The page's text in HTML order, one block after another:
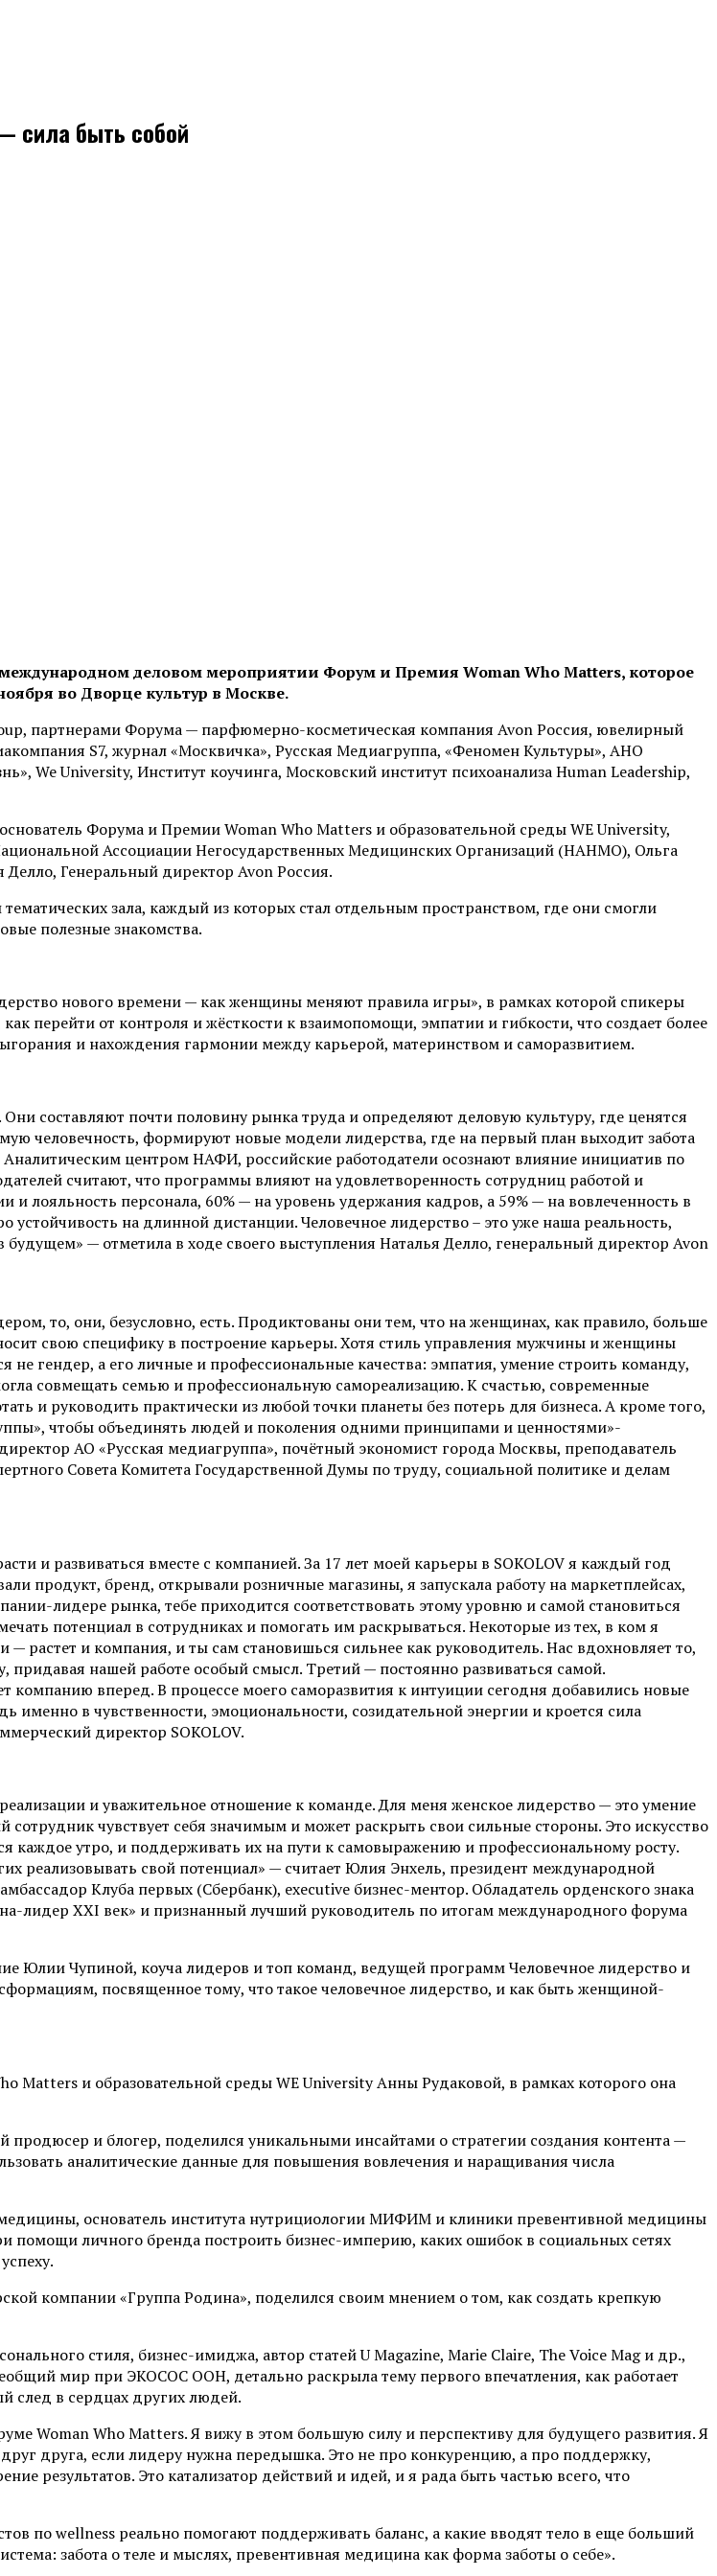
сила быть собой
деловом мероприятии Форум и Премия Woman Who Matters, которое
во Дворце культур в Москве.
партнерами Форума — парфюмерно-косметическая компания Avon Россия, ювелирный
S7, журнал «Москвичка», Русская Медиагруппа, «Феномен Культуры», АНО
We University, Институт коучинга, Московский институт психоанализа Human Leadership,
Форума и Премии Woman Who Matters и образовательной среды WE University,
Ассоциации Негосударственных Медицинских Организаций (НАНМО), Ольга
Генеральный директор Avon Россия.
зала, каждый из которых стал отдельным пространством, где они смогли
полезные знакомства.
нового времени — как женщины меняют правила игры», в рамках которой спикеры
перейти от контроля и жёсткости к взаимопомощи, эмпатии и гибкости, что создает более
и нахождения гармонии между карьерой, материнством и саморазвитием.
составляют почти половину рынка труда и определяют деловую культуру, где ценятся
человечность, формируют новые модели лидерства, где на первый план выходит забота
центром НАФИ, российские работодатели осознают влияние инициатив по
считают, что программы влияют на удовлетворенность сотрудниц работой и
лояльность персонала, 60% — на уровень удержания кадров, а 59% — на вовлеченность в
устойчивость на длинной дистанции. Человечное лидерство – это уже наша реальность,
— отметила в ходе своего выступления Наталья Делло, генеральный директор Avon
то, они, безусловно, есть. Продиктованы они тем, что на женщинах, как правило, больше
свою специфику в построение карьеры. Хотя стиль управления мужчины и женщины
не гендер, а его личные и профессиональные качества: эмпатия, умение строить команду,
совмещать семью и профессиональную самореализацию. К счастью, современные
и руководить практически из любой точки планеты без потерь для бизнеса. А кроме того,
чтобы объединять людей и поколения одними принципами и ценностями»-
АО «Русская медиагруппа», почётный экономист города Москвы, преподаватель
Совета Комитета Государственной Думы по труду, социальной политике и делам
и развиваться вместе с компанией. За 17 лет моей карьеры в SOKOLOV я каждый год
продукт, бренд, открывали розничные магазины, я запускала работу на маркетплейсах,
лидере рынка, тебе приходится соответствовать этому уровню и самой становиться
потенциал в сотрудниках и помогать им раскрываться. Некоторые из тех, в ком я
растет и компания, и ты сам становишься сильнее как руководитель. Нас вдохновляет то,
нашей работе особый смысл. Третий — постоянно развиваться самой.
компанию вперед. В процессе моего саморазвития к интуиции сегодня добавились новые
в чувственности, эмоциональности, созидательной энергии и кроется сила
директор SOKOLOV.
и уважительное отношение к команде. Для меня женское лидерство — это умение
чувствует себя значимым и может раскрыть свои сильные стороны. Это искусство
каждое утро, и поддерживать их на пути к самовыражению и профессиональному росту.
реализовывать свой потенциал» — считает Юлия Энхель, президент международной
Клуба первых (Сбербанк), executive бизнес-ментор. Обладатель орденского знака
лидер XXI век» и признанный лучший руководитель по итогам международного форума
Юлии Чупиной, коуча лидеров и топ команд, ведущей программ Человечное лидерство и
посвященноетому, что такое человечное лидерство, и как быть женщиной-
Matters и образовательной среды WE University Анны Рудаковой, в рамках которого она
продюсер и блогер, поделился уникальными инсайтами о стратегии создания контента —
аналитические данные для повышения вовлечения и наращивания числа
основатель института нутрициологии МИФИМ и клиники превентивной медицины
помощи личного бренда построить бизнес-империю, каких ошибок в социальных сетях
компании «Группа Родина», поделился своим мнением о том, как создать крепкую
стиля, бизнес-имиджа, автор статей U Magazine, Marie Claire, The Voice Mag и др.,
мир при ЭКОСОС ООН, детально раскрыла тему первого впечатления, как работает
след в сердцах других людей.
Woman Who Matters. Я вижу в этом большую силу и перспективу для будущего развития. Я
друга, если лидеру нужна передышка. Это не про конкуренцию, а про поддержку,
результатов. Это катализатор действий и идей, и я рада быть частью всего, что
по wellness реально помогают поддерживать баланс, а какие вводят тело в еще больший
забота о теле и мыслях, превентивная медицина как форма заботы о себе».